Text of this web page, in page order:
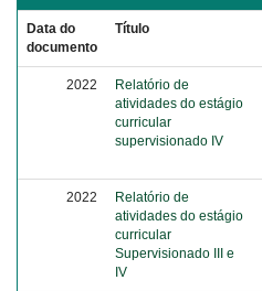
Data do
documento
Título
2022
Relatório de
atividades do estágio
curricular
supervisionado IV
2022
Relatório de
atividades do estágio
curricular
Supervisionado III e
IV